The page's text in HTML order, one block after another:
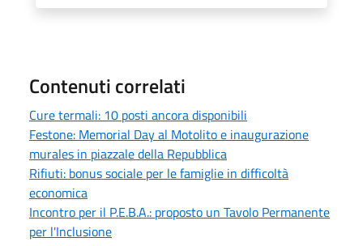
Contenuti correlati
Cure termali: 10 posti ancora disponibili
Festone: Memorial Day al Motolito e inaugurazione
murales in piazzale della Repubblica
Rifiuti: bonus sociale per le famiglie in difficoltà
economica
Incontro per il P.E.B.A.: proposto un Tavolo Permanente
per l'Inclusione